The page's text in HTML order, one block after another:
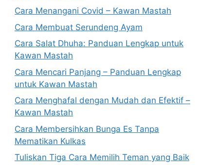
Cara Menangani Covid – Kawan Mastah
Cara Membuat Serundeng Ayam
Cara Salat Dhuha: Panduan Lengkap untuk
Kawan Mastah
Cara Mencari Panjang – Panduan Lengkap
untuk Kawan Mastah
Cara Menghafal dengan Mudah dan Efektif –
Kawan Mastah
Cara Membersihkan Bunga Es Tanpa
Mematikan Kulkas
Tuliskan Tiga Cara Memilih Teman yang Baik